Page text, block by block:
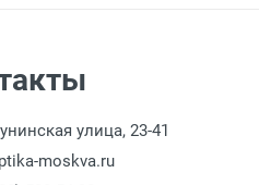
с 11:00 до 15:00, в
г. Москва,
улица, 23-41
moskva.ru